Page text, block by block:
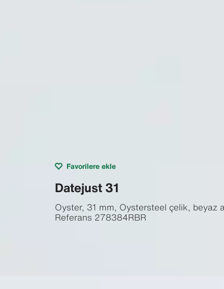
Favorilere ekle
Datejust 31
Oyster, 31 mm, Oystersteel çelik, beyaz
Referans 278384RBR